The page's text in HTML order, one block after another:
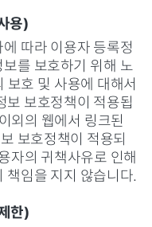
용)
따라 이용자 등록정
를 보호하기 위해 노
보호 및 사용에 대해서
보 보호정책이 적용됩
외의 웹에서 링크된
보호정책이 적용되
자의 귀책사유로 인해
책임을 지지 않습니다.
한)